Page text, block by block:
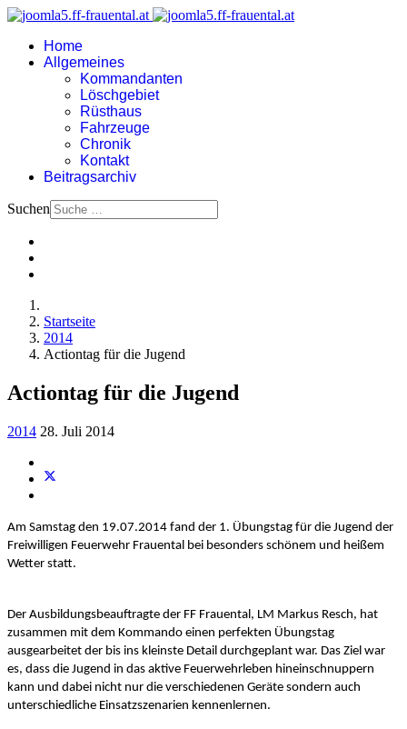
Home
Allgemeines
Kommandanten
Löschgebiet
Rüsthaus
Fahrzeuge
Chronik
Kontakt
Beitragsarchiv
Suchen
Startseite
2014
Actiontag für die Jugend
Actiontag für die Jugend
2014 28. Juli 2014
Am Samstag den 19.07.2014 fand der 1. Übungstag für die Jugend der
Freiwilligen Feuerwehr Frauental bei besonders schönem und heißem
Wetter statt.
Der Ausbildungsbeauftragte der FF Frauental, LM Markus Resch, hat
zusammen mit dem Kommando einen perfekten Übungstag
ausgearbeitet der bis ins kleinste Detail durchgeplant war. Das Ziel war
es, dass die Jugend in das aktive Feuerwehrleben hineinschnuppern
kann und dabei nicht nur die verschiedenen Geräte sondern auch
unterschiedliche Einsatzszenarien kennenlernen.